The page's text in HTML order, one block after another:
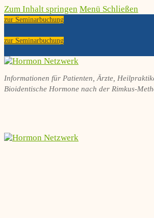
Zum Inhalt springen Menü Schließen
zur Seminarbuchung
zur Seminarbuchung
Informationen für Patienten, Ärzte,
Bioidentische Hormone nach der Rimkus-